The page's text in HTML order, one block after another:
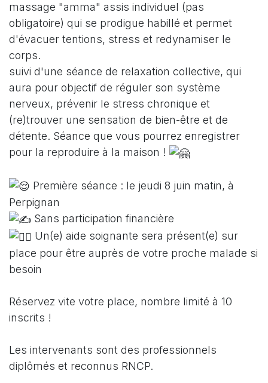
massage "amma" assis individuel (pas
obligatoire) qui se prodigue habillé et permet
d'évacuer tentions, stress et redynamiser le
corps.
suivi d'une séance de relaxation collective, qui
aura pour objectif de réguler son système
nerveux, prévenir le stress chronique et
(re)trouver une sensation de bien-être et de
détente. Séance que vous pourrez enregistrer
pour la reproduire à la maison !
Première séance : le jeudi 8 juin matin, à
Perpignan
Sans participation financière
Un(e) aide soignante sera présent(e) sur
place pour être auprès de votre proche malade si
besoin
Réservez vite votre place, nombre limité à 10
inscrits !
Les intervenants sont des professionnels
diplômés et reconnus RNCP.